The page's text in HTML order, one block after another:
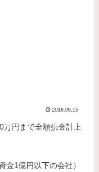
2016.05.15
万円まで全額損金計上
金1億円以下の会社）